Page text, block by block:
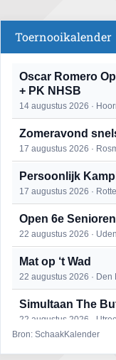
Toernooikalender
Oscar Romero
+ PK NHSB
14 augustus 2026 ·
Zomeravond
17 augustus 2026 ·
Persoonlijk
17 augustus 2026 ·
Open 6e
22 augustus 2026 ·
Mat op ‘t Wad
22 augustus 2026 · Den
Simultaan The
22 augustus 2026 ·
Bron: SchaakKalender